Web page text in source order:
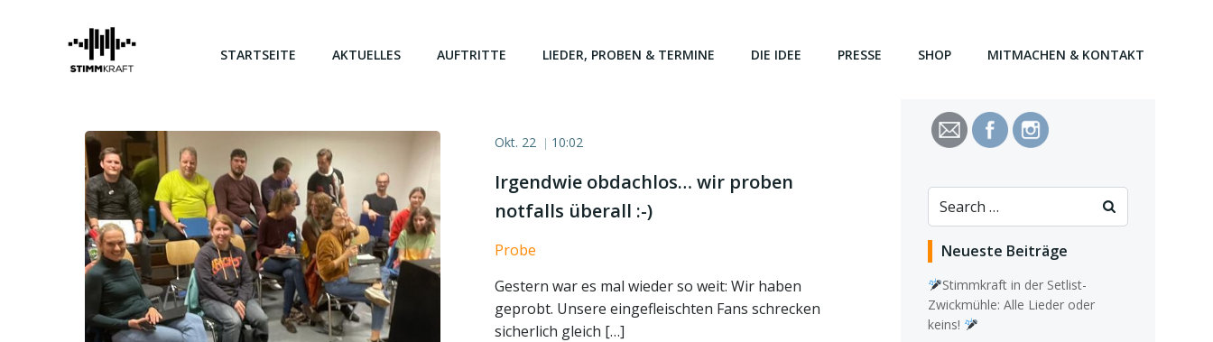
STARTSEITE AKTUELLES AUFTRITTE LIEDER, PROBEN & TERMINE DIE IDEE PRESSE SHOP MITMACHEN & KONTAKT
Okt. 22 | 10:02
Irgendwie obdachlos… wir proben
notfalls überall :-)
Probe
Gestern war es mal wieder so weit: Wir haben
geprobt. Unsere eingefleischten Fans schrecken
sicherlich gleich […]
Search
for:
Neueste Beiträge
Stimmkraft in der Setlist-
Zwickmühle: Alle Lieder oder
keins!